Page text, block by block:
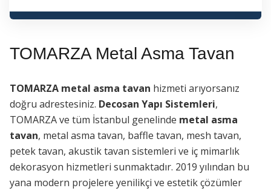
TOMARZA Metal Asma Tavan
TOMARZA metal asma tavan hizmeti arıyorsanız
doğru adrestesiniz. Decosan Yapı Sistemleri,
TOMARZA ve tüm İstanbul genelinde metal asma
tavan, metal asma tavan, baffle tavan, mesh tavan,
petek tavan, akustik tavan sistemleri ve iç mimarlık
dekorasyon hizmetleri sunmaktadır. 2019 yılından bu
yana modern projelere yenilikçi ve estetik çözümler